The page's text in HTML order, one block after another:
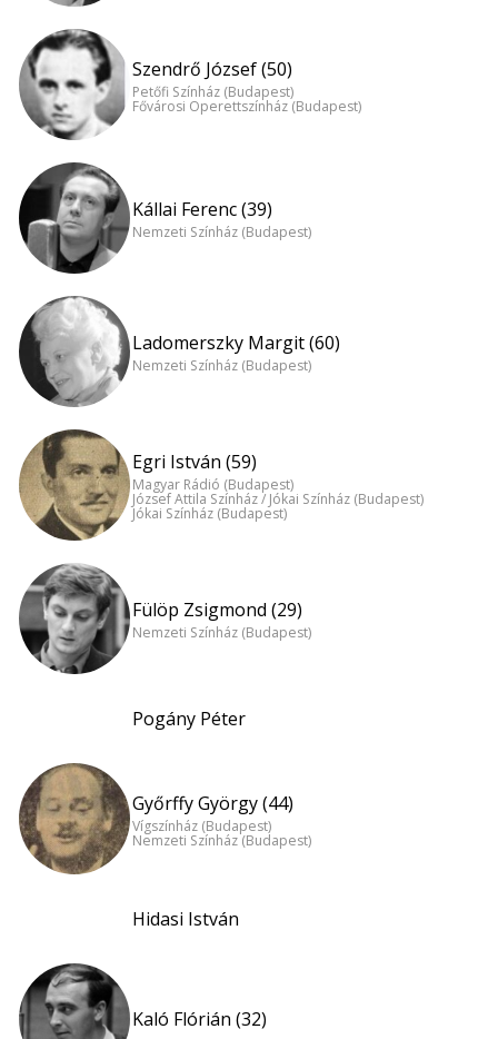
Szendrő József (50)
Petőfi Színház (Budapest)
Fővárosi Operettszínház (Budapest)
Kállai Ferenc (39)
Nemzeti Színház (Budapest)
Ladomerszky Margit (60)
Nemzeti Színház (Budapest)
Egri István (59)
Magyar Rádió (Budapest)
József Attila Színház / Jókai Színház (Budapest)
Jókai Színház (Budapest)
Fülöp Zsigmond (29)
Nemzeti Színház (Budapest)
Pogány Péter
Győrffy György (44)
Vígszínház (Budapest)
Nemzeti Színház (Budapest)
Hidasi István
Kaló Flórián (32)